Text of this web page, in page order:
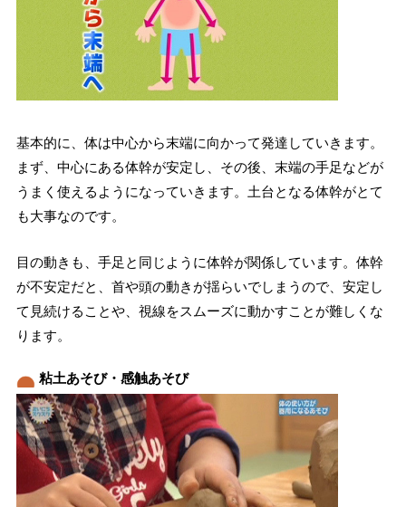
基本的に、体は中心から末端に向かって発達していきます。
まず、中心にある体幹が安定し、その後、末端の手足などが
うまく使えるようになっていきます。土台となる体幹がとて
も大事なのです。
目の動きも、手足と同じように体幹が関係しています。体幹
が不安定だと、首や頭の動きが揺らいでしまうので、安定し
て見続けることや、視線をスムーズに動かすことが難しくな
ります。
粘土あそび・感触あそび